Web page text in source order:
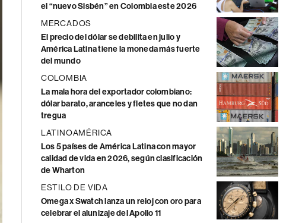
el “nuevo Sisbén” en Colombia este 2026
MERCADOS
El precio del dólar se debilita en julio y
América Latina tiene la moneda más fuerte
del mundo
COLOMBIA
La mala hora del exportador colombiano:
dólar barato, aranceles y fletes que no dan
tregua
LATINOAMÉRICA
Los 5 países de América Latina con mayor
calidad de vida en 2026, según clasificación
de Wharton
ESTILO DE VIDA
Omega x Swatch lanza un reloj con oro para
celebrar el alunizaje del Apollo 11